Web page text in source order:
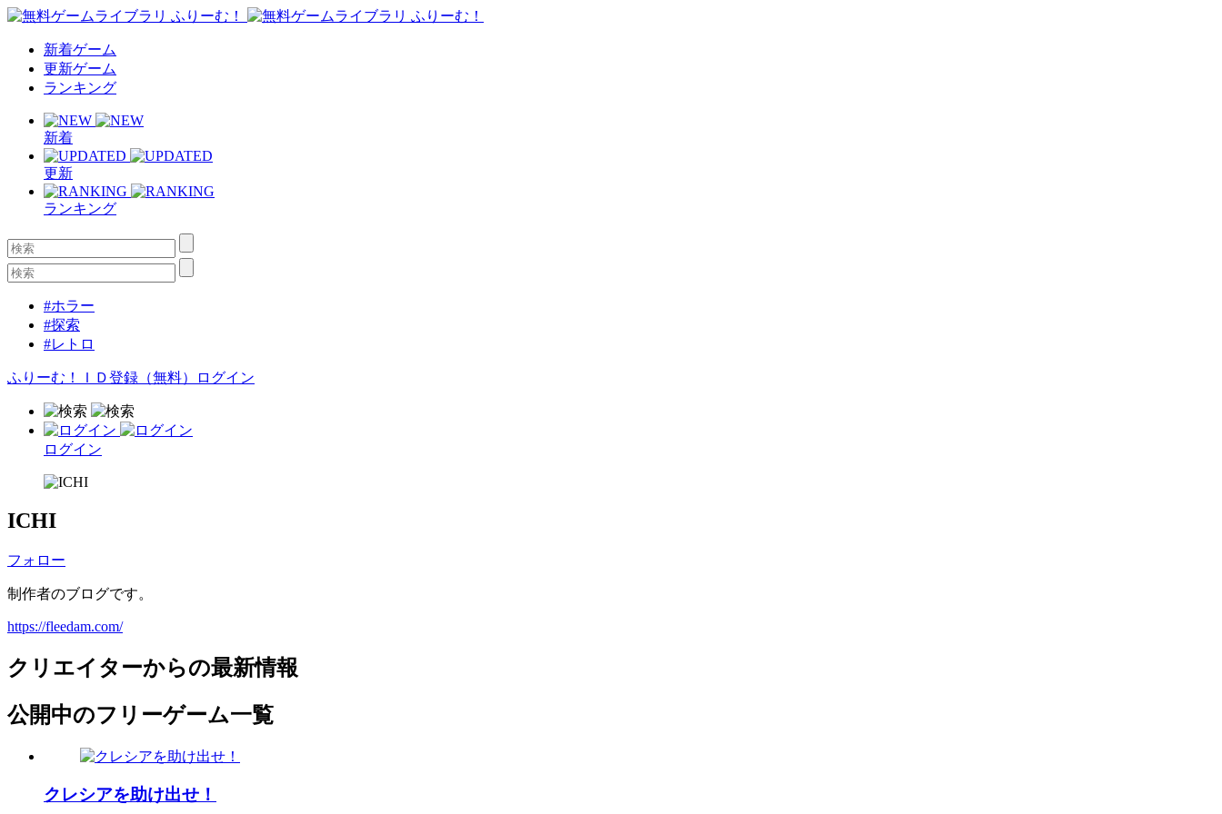
新着ゲーム
更新ゲーム
ランキング
新着
更新
ランキング
#ホラー
#探索
#レトロ
ふりーむ！ＩＤ登録（無料） ログイン
ログイン
ICHI
フォロー
制作者のブログです。
https://fleedam.com/
クリエイターからの最新情報
公開中のフリーゲーム一覧
クレシアを助け出せ！